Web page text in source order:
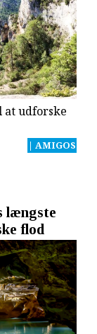
at udforske
| AMIGOS
længste
flod